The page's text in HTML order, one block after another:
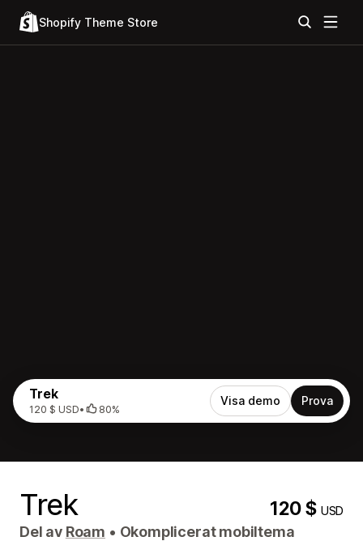
Shopify Theme Store
Trek
120 $ USD• 80%
Visa demo Prova
Trek 120 $USD
Del av Roam • Okomplicerat mobiltema